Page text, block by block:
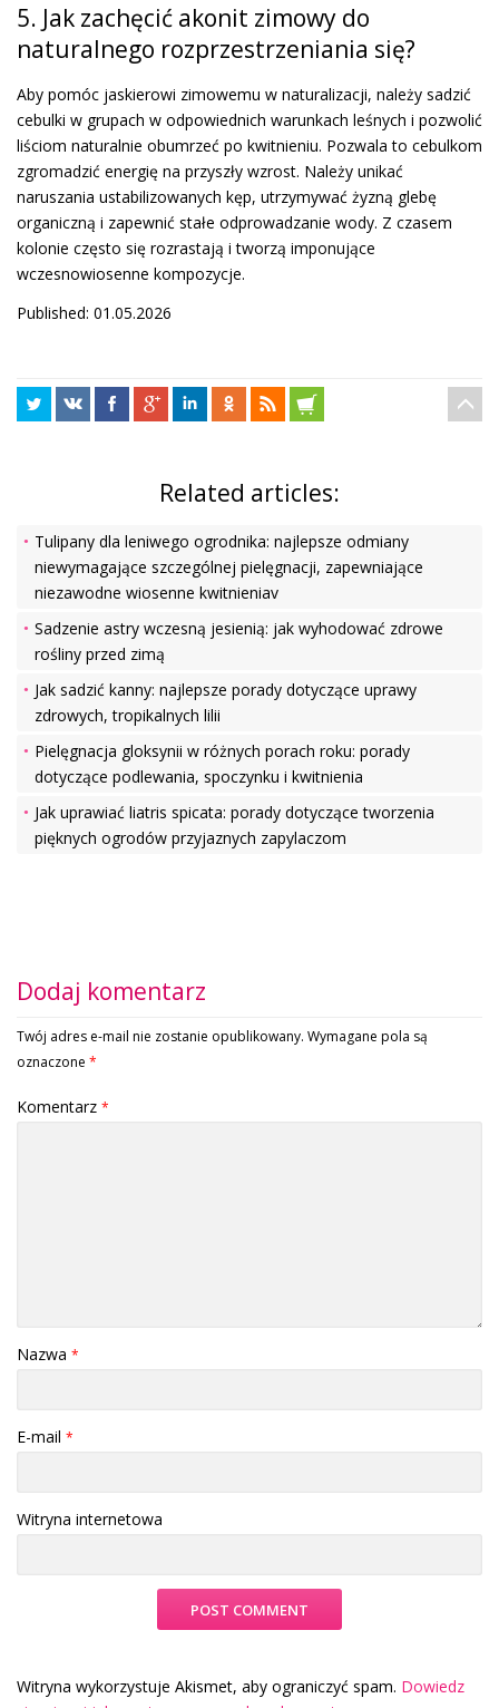
5. Jak zachęcić akonit zimowy do
naturalnego rozprzestrzeniania się?
Aby pomóc jaskierowi zimowemu w naturalizacji, należy sadzić
cebulki w grupach w odpowiednich warunkach leśnych i pozwolić
liściom naturalnie obumrzeć po kwitnieniu. Pozwala to cebulkom
zgromadzić energię na przyszły wzrost. Należy unikać
naruszania ustabilizowanych kęp, utrzymywać żyzną glebę
organiczną i zapewnić stałe odprowadzanie wody. Z czasem
kolonie często się rozrastają i tworzą imponujące
wczesnowiosenne kompozycje.
Published: 01.05.2026
Related articles:
Tulipany dla leniwego ogrodnika: najlepsze odmiany
niewymagające szczególnej pielęgnacji, zapewniające
niezawodne wiosenne kwitnieniav
Sadzenie astry wczesną jesienią: jak wyhodować zdrowe
rośliny przed zimą
Jak sadzić kanny: najlepsze porady dotyczące uprawy
zdrowych, tropikalnych lilii
Pielęgnacja gloksynii w różnych porach roku: porady
dotyczące podlewania, spoczynku i kwitnienia
Jak uprawiać liatris spicata: porady dotyczące tworzenia
pięknych ogrodów przyjaznych zapylaczom
Dodaj komentarz
Twój adres e-mail nie zostanie opublikowany. Wymagane pola są
oznaczone *
Komentarz *
Nazwa *
E-mail *
Witryna internetowa
Witryna wykorzystuje Akismet, aby ograniczyć spam. Dowiedz